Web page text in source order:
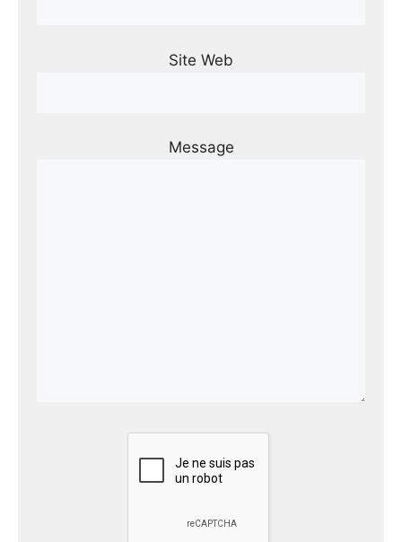
Site Web
Message